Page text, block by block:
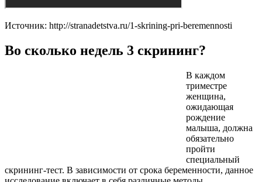
Источник: http://stranadetstva.ru/1-skrining-pri-beremennosti
Во сколько недель 3 скрининг?
В каждом
триместре
женщина,
ожидающая
рождение
малыша, должна
обязательно
пройти
специальный
скрининг-тест. В зависимости от срока беременности, данное